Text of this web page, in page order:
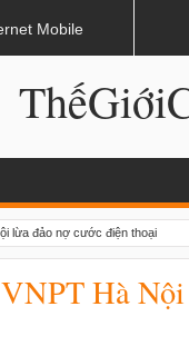
lừa đảo nợ cước điện thoại
Hà
Mobile